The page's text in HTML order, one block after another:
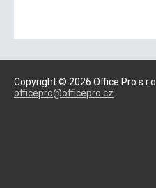
Copyright © 2026 Office Pro s r.o.
officepro@officepro.cz